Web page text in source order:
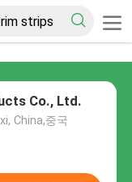
Co., Ltd.
China,중국